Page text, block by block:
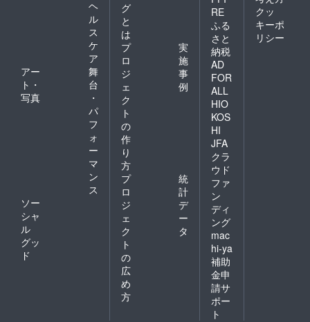
ヘ
ル
ス
ケ
ア
アー
ト・
写真
舞
台
・
パ
フ
ォ
ー
マ
ン
ス
ソー
シャ
ル
グッ
ド
グ
と
は
プ
ロ
ジ
ェ
ク
ト
の
作
り
方
実
施
事
例
プ
ロ
ジ
ェ
ク
ト
の
広
め
方
統
計
デ
ー
タ
RE
ふる
さと
納税
AD
FOR
ALL
HIO
KOS
HI
JFA
クラ
ウド
ファ
ン
ディ
ング
mac
hi-ya
補助
金申
請サ
ポー
ト
クッ
キーポ
リシー